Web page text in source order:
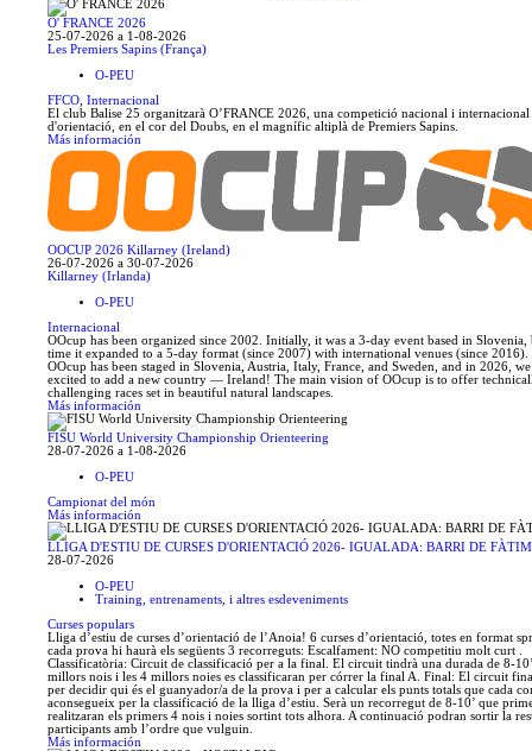
O' FRANCE 2026
25-07-2026 a 1-08-2026
Les Premiers Sapins (França)
O-PEU
FFCO, Internacional
El club Balise 25 organitzarà O’FRANCE 2026, una competició nacional i internacional
d'orientació, en el cor del Doubs, en el magnífic altiplà de Premiers Sapins.
Más información
OOCUP 2026 Killarney (Ireland)
26-07-2026 a 30-07-2026
Killarney (Irlanda)
O-PEU
Internacional
OOcup has been organized since 2002. Initially, it was a 3-day event based in Slovenia,
time it expanded to a 5-day format (since 2007) with international venues (since 2016).
OOcup has been staged in Slovenia, Austria, Italy, France, and Sweden, and in 2026,
excited to add a new country — Ireland! The main vision of OOcup is to offer
challenging races set in beautiful natural landscapes.
Más información
FISU World University Championship Orienteering
28-07-2026 a 1-08-2026
O-PEU
Campionat del món
Más información
LLIGA D'ESTIU DE CURSES D'ORIENTACIÓ 2026- IGUALADA: BARRI DE
28-07-2026
O-PEU
Training, entrenaments, i altres esdeveniments
Curses populars
Lliga d’estiu de curses d’orientació de l’Anoia! 6 curses d’orientació, totes en format
cada prova hi haurà els següents 3 recorreguts: Escalfament: NO competitiu molt curt .
Classificatòria: Circuit de classificació per a la final. El circuit tindrà una durada de 8-
millors nois i les 4 millors noies es classificaran per córrer la final A. Final: El circuit
per decidir qui és el guanyador/a de la prova i per a calcular els punts totals que cada
aconsegueix per la classificació de la lliga d’estiu. Serà un recorregut de 8-10’ que
realitzaran els primers 4 nois i noies sortint tots alhora. A continuació podran sortir la
participants amb l’ordre que vulguin.
Más información